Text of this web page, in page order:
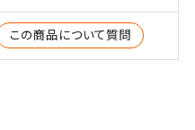
この商品について質問